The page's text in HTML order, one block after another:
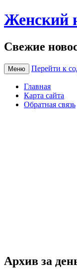
Женский
Свежие
Меню Перейти к
Главная
Карта сайта
Обратная связь
Архив за